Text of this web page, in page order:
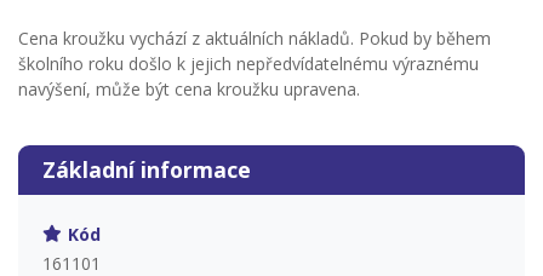
Cena kroužku vychází z aktuálních nákladů. Pokud by během
školního roku došlo k jejich nepředvídatelnému výraznému
navýšení, může být cena kroužku upravena.
Základní informace
Kód
161101